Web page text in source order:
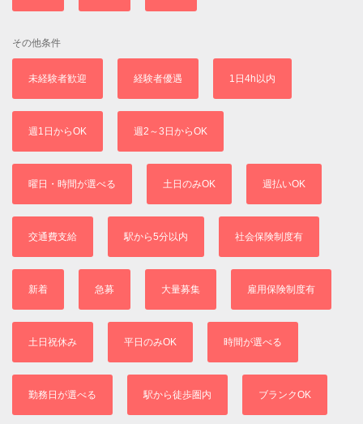
その他条件
未経験者歓迎 経験者優遇 1日4h以内
週1日からOK 週2～3日からOK
曜日・時間が選べる 土日のみOK 週払いOK
交通費支給 駅から5分以内 社会保険制度有
新着 急募 大量募集 雇用保険制度有
土日祝休み 平日のみOK 時間が選べる
勤務日が選べる 駅から徒歩圏内 ブランクOK